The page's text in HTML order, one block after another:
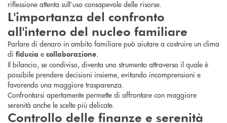
riflessione attenta sull’uso consapevole delle risorse.
L'importanza del confronto
all'interno del nucleo familiare
Parlare di denaro in ambito familiare può aiutare a costruire un clima
di fiducia e collaborazione.
Il bilancio, se condiviso, diventa uno strumento attraverso il quale è
possibile prendere decisioni insieme, evitando incomprensioni e
favorendo una maggiore trasparenza.
Confrontarsi apertamente permette di affrontare con maggiore
serenità anche le scelte più delicate.
Controllo delle finanze e serenità